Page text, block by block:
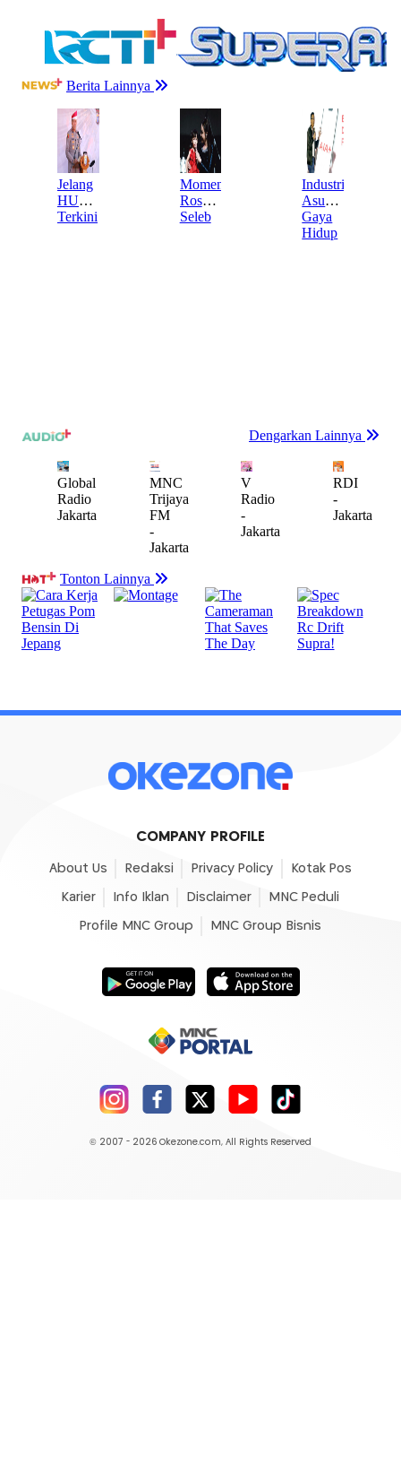
COMPANY PROFILE
About Us Redaksi Privacy Policy Kotak Pos
Karier Info Iklan Disclaimer MNC Peduli
Profile MNC Group MNC Group Bisnis
© 2007 - 2026 Okezone.com, All Rights Reserved